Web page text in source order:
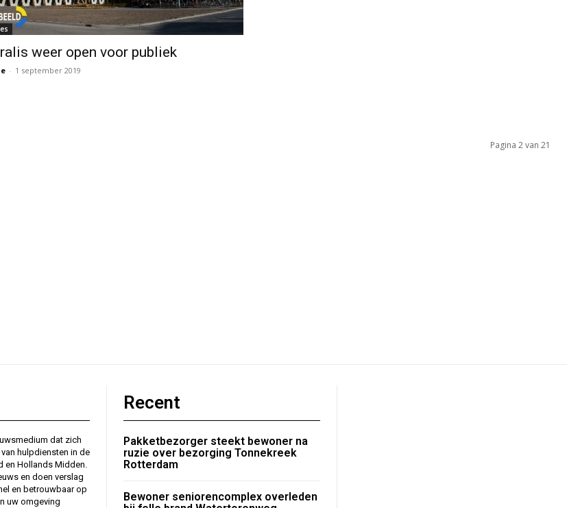
weer open voor publiek
- 1 september 2019
Pagina 2 van 21
dat zich
hulpdiensten in de
en Hollands Midden.
en doen verslag
en betrouwbaar op
uw omgeving
Recent
Pakketbezorger steekt bewoner na
ruzie over bezorging Tonnekreek
Rotterdam
Bewoner seniorencomplex overleden